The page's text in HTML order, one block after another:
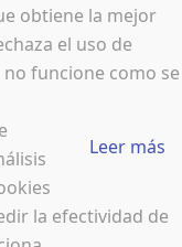
obtiene la mejor
el uso de
funcione como se
Leer más
la efectividad de